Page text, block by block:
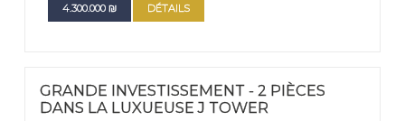
4.300.000 ₪ DÉTAILS
GRANDE INVESTISSEMENT - 2 PIÈCES
DANS LA LUXUEUSE J TOWER